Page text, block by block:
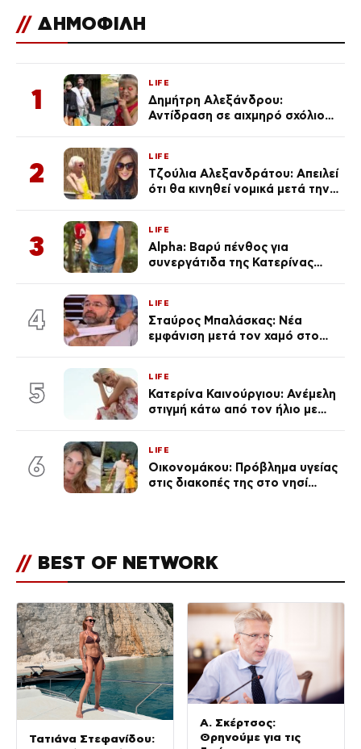
// ΔΗΜΟΦΙΛΗ
1
LIFE
Δημήτρη Αλεξάνδρου:
Αντίδραση σε αιχμηρό σχόλιο
2
LIFE
Τζούλια Αλεξανδράτου: Απειλεί
ότι θα κινηθεί νομικά μετά την
3
LIFE
Alpha: Βαρύ πένθος για
συνεργάτιδα της Κατερίνας
του Θεού»
4
LIFE
Σταύρος Μπαλάσκας: Νέα
εμφάνιση μετά τον χαμό στο
5
LIFE
Κατερίνα Καινούργιου: Ανέμελη
στιγμή κάτω από τον ήλιο με
6
LIFE
Οικονομάκου: Πρόβλημα υγείας
στις διακοπές της στο νησί
// BEST OF NETWORK
Τατιάνα Στεφανίδου:
Α. Σκέρτσος:
Θρηνούμε για τις